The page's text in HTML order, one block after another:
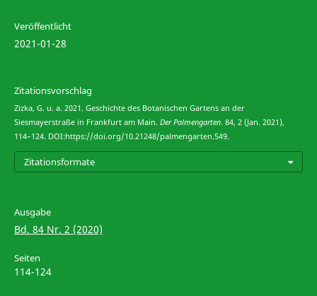
Veröffentlicht
2021-01-28
Zitationsvorschlag
Zizka, G. u. a. 2021. Geschichte des Botanischen Gartens an der
Siesmayerstraße in Frankfurt am Main. Der Palmengarten. 84, 2 (Jan. 2021),
114–124. DOI:https://doi.org/10.21248/palmengarten.549.
Zitationsformate
Ausgabe
Bd. 84 Nr. 2 (2020)
Seiten
114-124